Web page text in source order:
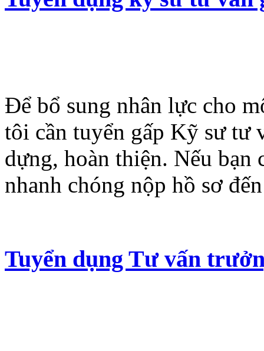
Để bổ sung nhân lực cho
tôi cần tuyển gấp Kỹ sư tư
dựng, hoàn thiện. Nếu bạn
nhanh chóng nộp hồ sơ
Tuyển dụng Tư vấn